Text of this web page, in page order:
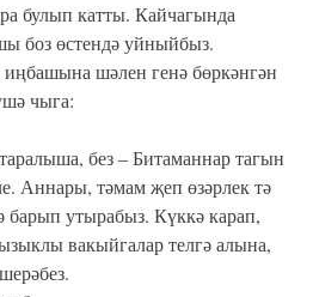
булып катты. Кайчагында
боз өстендә уйныйбыз.
шәлен генә бөркәнгән
чыга:
без – Битаманнар тагын
Аннары, тәмам җеп өзәрлек тә
барып утырабыз. Күккә карап,
вакыйгалар телгә алына,